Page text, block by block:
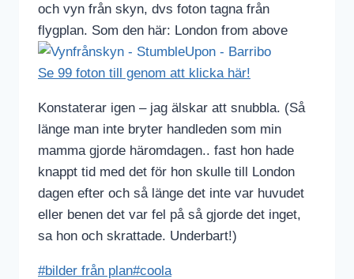
och vyn från skyn, dvs foton tagna från
flygplan. Som den här: London from above
Se 99 foton till genom att klicka här!
Konstaterar igen – jag älskar att snubbla. (Så
länge man inte bryter handleden som min
mamma gjorde häromdagen.. fast hon hade
knappt tid med det för hon skulle till London
dagen efter och så länge det inte var huvudet
eller benen det var fel på så gjorde det inget,
sa hon och skrattade. Underbart!)
Post
#bilder från plan#coola